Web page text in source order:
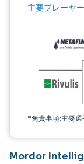
主要プレーヤー
*免責事項:主要
画像 © Mordor
Mordor